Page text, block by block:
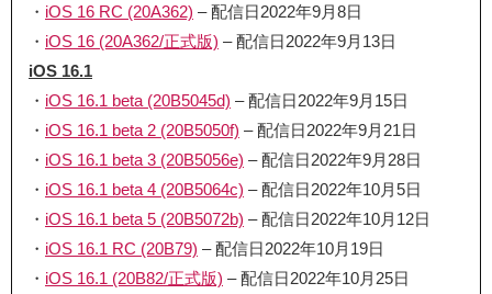
・ iOS 16 RC (20A362) – 配信日2022年9月8日
・ iOS 16 (20A362/正式版) – 配信日2022年9月13日
iOS 16.1
・ iOS 16.1 beta (20B5045d) – 配信日2022年9月15日
・ iOS 16.1 beta 2 (20B5050f) – 配信日2022年9月21日
・ iOS 16.1 beta 3 (20B5056e) – 配信日2022年9月28日
・ iOS 16.1 beta 4 (20B5064c) – 配信日2022年10月5日
・ iOS 16.1 beta 5 (20B5072b) – 配信日2022年10月12日
・ iOS 16.1 RC (20B79) – 配信日2022年10月19日
・ iOS 16.1 (20B82/正式版) – 配信日2022年10月25日